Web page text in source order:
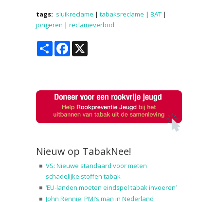
tags: sluikreclame | tabaksreclame | BAT |
jongeren | reclameverbod
Share Facebook
Nieuw op TabakNee!
VS: Nieuwe standaard voor meten
schadelijke stoffen tabak
‘EU-landen moeten eindspel tabak invoeren’
John Rennie: PMI’s man in Nederland